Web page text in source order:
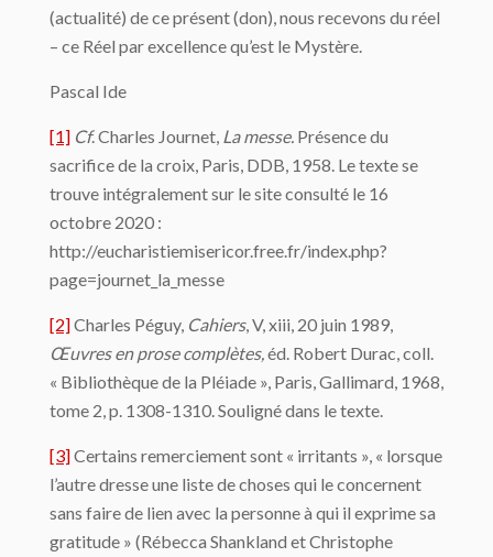
(actualité) de ce présent (don), nous recevons du réel
– ce Réel par excellence qu’est le Mystère.
Pascal Ide
[1] Cf. Charles Journet, La messe. Présence du
sacrifice de la croix, Paris, DDB, 1958. Le texte se
trouve intégralement sur le site consulté le 16
octobre 2020 :
http://eucharistiemisericor.free.fr/index.php?
page=journet_la_messe
[2]Charles Péguy, Cahiers, V, xiii, 20 juin 1989,
Œuvres en prose complètes,éd. Robert Durac, coll.
« Bibliothèque de la Pléiade », Paris, Gallimard, 1968,
tome 2, p. 1308-1310. Souligné dans le texte.
[3]Certains remerciement sont « irritants », « lorsque
l’autre dresse une liste de choses qui le concernent
sans faire de lien avec la personne à qui il exprime sa
gratitude » (Rébecca Shankland et Christophe